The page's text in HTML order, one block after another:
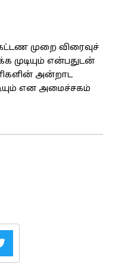
முறை விரைவுச்
முடியும் என்பதுடன்
அன்றாட
என அமைச்சகம்